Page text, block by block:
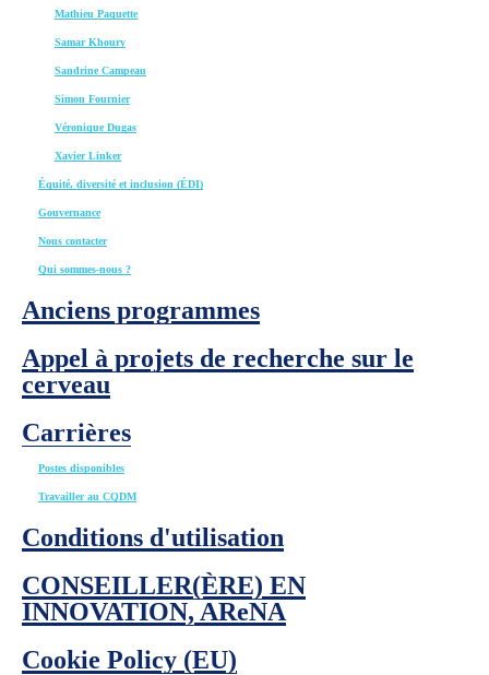
Mathieu Paquette
Samar Khoury
Sandrine Campeau
Simon Fournier
Véronique Dugas
Xavier Linker
Équité, diversité et inclusion (ÉDI)
Gouvernance
Nous contacter
Qui sommes-nous ?
Anciens programmes
Appel à projets de recherche sur le
cerveau
Carrières
Postes disponibles
Travailler au CQDM
Conditions d'utilisation
CONSEILLER(ÈRE) EN
INNOVATION, AReNA
Cookie Policy (EU)